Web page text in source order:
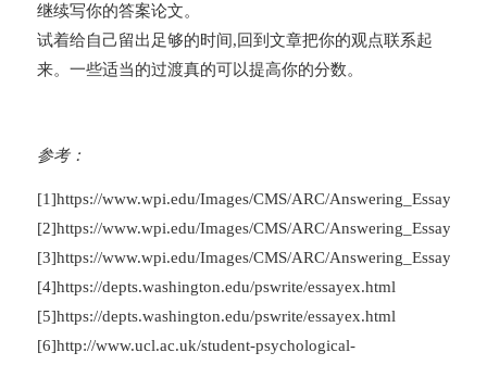
继续写你的答案论文。
试着给自己留出足够的时间,回到文章把你的观点联系起
来。一些适当的过渡真的可以提高你的分数。
参考：
[1]https://www.wpi.edu/Images/CMS/ARC/
[2]https://www.wpi.edu/Images/CMS/ARC/
[3]https://www.wpi.edu/Images/CMS/ARC/
[4]https://depts.washington.edu/pswrite/essayex.html
[5]https://depts.washington.edu/pswrite/essayex.html
[6]http://www.ucl.ac.uk/student-psychological-